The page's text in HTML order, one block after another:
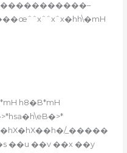
h8�B*mH
_�����
��u ��v ��x ��y